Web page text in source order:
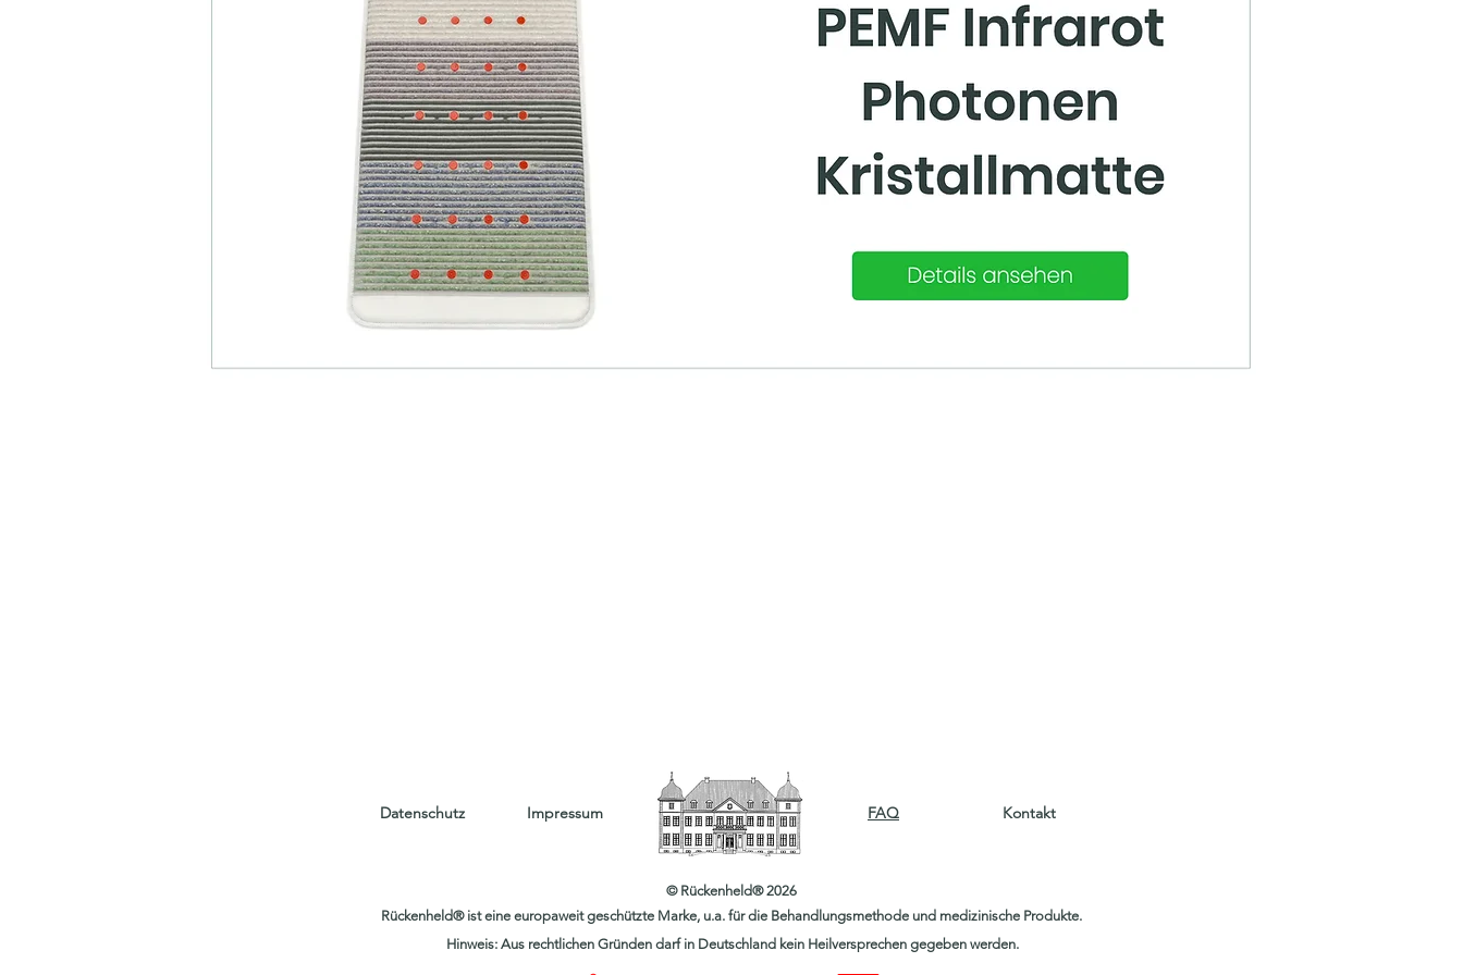
Datenschutz Impressum FAQ Kontakt
© Rückenheld® 2026
Rückenheld® ist eine europaweit geschützte Marke, u.a. für die Behandlungsmethode und medizinische Produkte.
Hinweis: Aus rechtlichen Gründen darf in Deutschland kein Heilversprechen gegeben werden.